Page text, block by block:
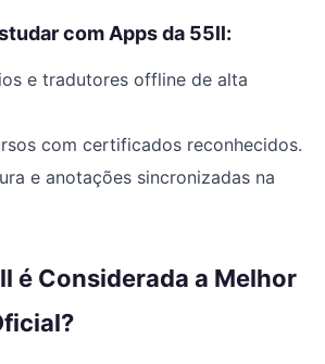
com Apps da 55ll:
e tradutores offline de alta
com certificados reconhecidos.
e anotações sincronizadas na
é Considerada a Melhor